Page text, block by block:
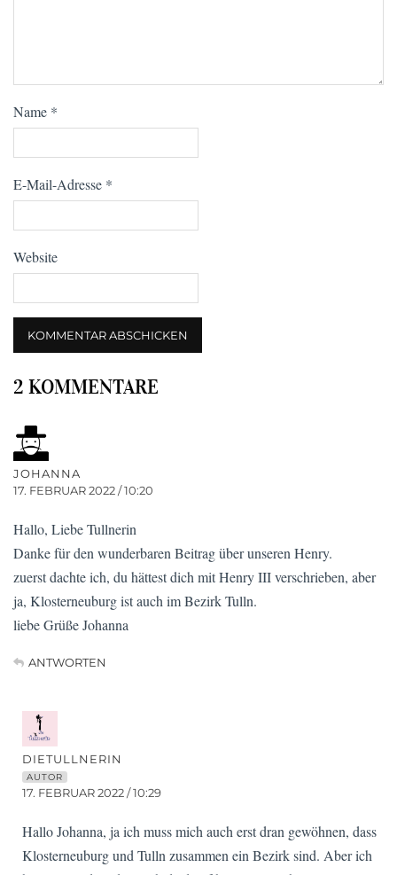
Name *
E-Mail-Adresse *
Website
2 KOMMENTARE
JOHANNA
17. FEBRUAR 2022 / 10:20
Hallo, Liebe Tullnerin
Danke für den wunderbaren Beitrag über unseren Henry.
zuerst dachte ich, du hättest dich mit Henry III verschrieben, aber
ja, Klosterneuburg ist auch im Bezirk Tulln.
liebe Grüße Johanna
ANTWORTEN
DIETULLNERIN
AUTOR
17. FEBRUAR 2022 / 10:29
Hallo Johanna, ja ich muss mich auch erst dran gewöhnen, dass
Klosterneuburg und Tulln zusammen ein Bezirk sind. Aber ich